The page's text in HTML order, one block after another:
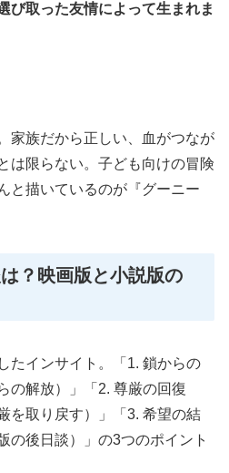
び取った友情によって生まれま
家族だから正しい、血がつなが
は限らない。子ども向けの冒険
と描いているのが『グーニー
？映画版と小説版の